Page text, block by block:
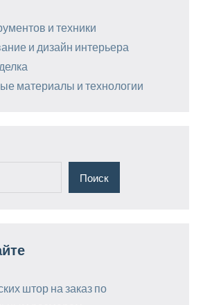
и техники
и дизайн интерьера
материалы и технологии
Поиск
штор на заказ по